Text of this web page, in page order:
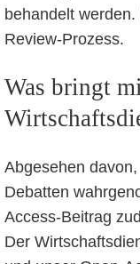
behandelt
Review-Prozess.
Was bringt
Abgesehen
Debatten
Access-Beitrag
Der